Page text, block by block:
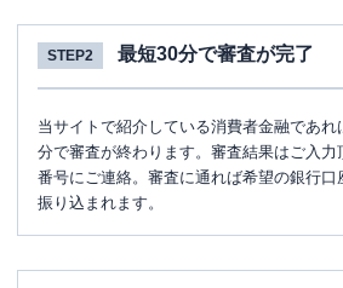
STEP2 最短30分で審査が完了
当サイトで紹介している消費者金融であれ
分で審査が終わります。審査結果はご入力
番号にご連絡。審査に通れば希望の銀行口
振り込まれます。